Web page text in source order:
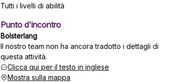
Tutti i livelli di abilità
Punto d'incontro
Bolsterlang
Il nostro team non ha ancora tradotto i dettagli di
questa attività.
Clicca qui per il testo in inglese
Mostra sulla mappa